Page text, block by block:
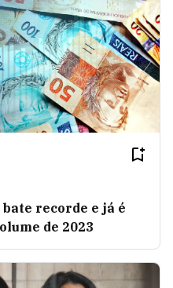
recorde e já é
de 2023